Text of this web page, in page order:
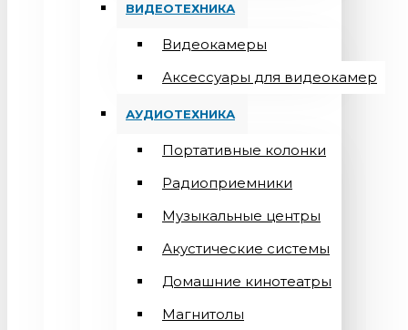
ВИДЕОТЕХНИКА
Видеокамеры
Аксессуары для видеокамер
АУДИОТЕХНИКА
Портативные колонки
Радиоприемники
Музыкальные центры
Акустические системы
Домашние кинотеатры
Магнитолы